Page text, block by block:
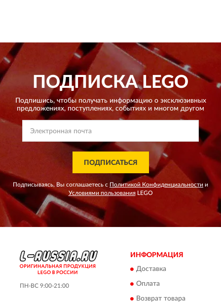
ПОДПИСКАLEGO
Подпишись, чтобы получать информацию о эксклюзивных
предложениях, поступлениях, событиях и многом другом
ПОДПИСАТЬСЯ
Подписываясь, Вы соглашаетесь с Политикой Конфиденциальности и
Условиями пользованияLEGO
ПН-ВС 9:00-21:00
ИНФОРМАЦИЯ
Доставка
Оплата
Возврат товара